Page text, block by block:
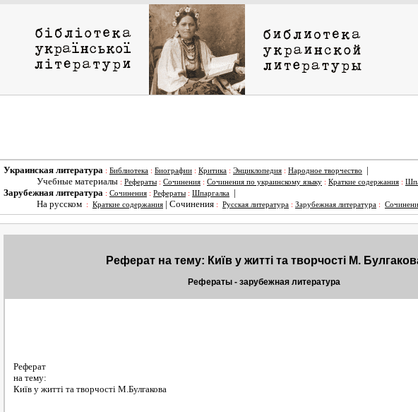
Украинская литература : Библиотека : Биографии : Критика : Энциклопедия : Народное творчество
|
Учебные материалы : Рефераты : Сочинения : Сочинения по украинскому языку : Краткие содержания :
Зарубежная литература : Сочинения : Рефераты : Шпаргалка
|
На русском
: Краткие содержания | Сочинения : Русская литература : Зарубежная литература :
Реферат на тему: Київ у житті та творчості М.
Рефераты - зарубежная литература
Реферат
на тему:
Київ у житті та творчості М.Булгакова